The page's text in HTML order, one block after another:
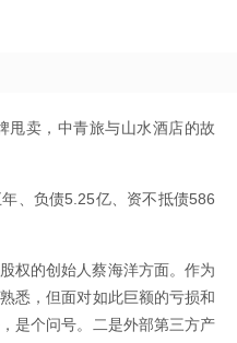
甩卖，中青旅与山水酒店的故
、负债5.25亿、资不抵债586
权的创始人蔡海洋方面。作为
悉，但面对如此巨额的亏损和
是个问号。二是外部第三方产